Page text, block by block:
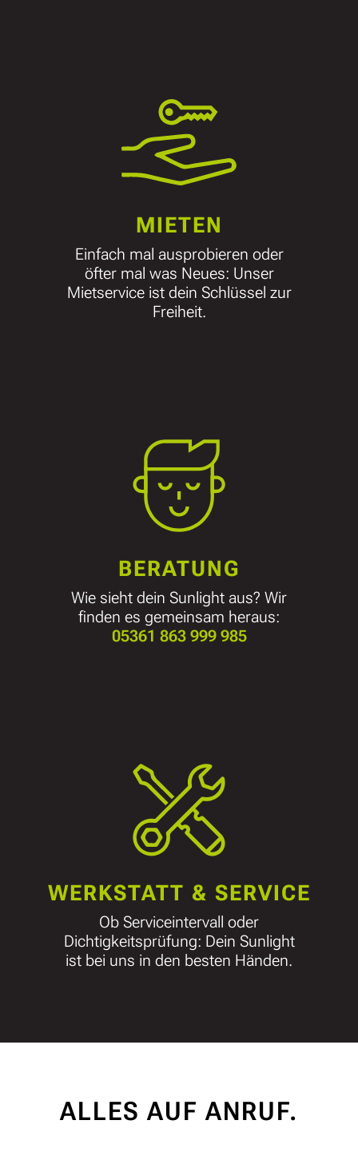
MIETEN
Einfach mal ausprobieren oder
öfter mal was Neues: Unser
Mietservice ist dein Schlüssel zur
Freiheit.
BERATUNG
Wie sieht dein Sunlight aus? Wir
finden es gemeinsam heraus:
05361 863 999 985
WERKSTATT & SERVICE
Ob Serviceintervall oder
Dichtigkeitsprüfung: Dein Sunlight
ist bei uns in den besten Händen.
ALLES AUF ANRUF.